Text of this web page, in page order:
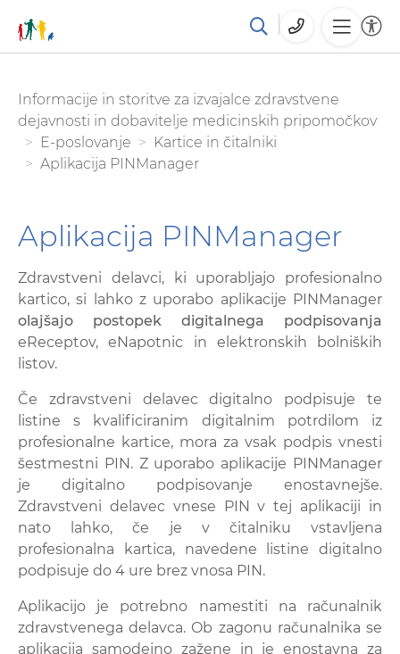
glavno
vsebino
You are here:
Informacije in storitve za izvajalce zdravstvene
dejavnosti in dobavitelje medicinskih pripomočkov
E-poslovanje
Kartice in čitalniki
Aplikacija PINManager
Aplikacija PINManager
Zdravstveni delavci, ki uporabljajo profesionalno
kartico, si lahko z uporabo aplikacije PINManager
olajšajo postopek digitalnega podpisovanja
eReceptov, eNapotnic in elektronskih bolniških
listov.
Če zdravstveni delavec digitalno podpisuje te
listine s kvalificiranim digitalnim potrdilom iz
profesionalne kartice, mora za vsak podpis vnesti
šestmestni PIN. Z uporabo aplikacije PINManager
je digitalno podpisovanje enostavnejše.
Zdravstveni delavec vnese PIN v tej aplikaciji in
nato lahko, če je v čitalniku vstavljena
profesionalna kartica, navedene listine digitalno
podpisuje do 4 ure brez vnosa PIN.
Aplikacijo je potrebno namestiti na računalnik
zdravstvenega delavca. Ob zagonu računalnika se
aplikacija samodejno zažene in je enostavna za